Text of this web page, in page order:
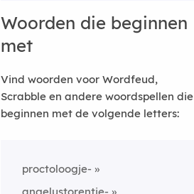
Woorden die beginnen
met
Vind woorden voor Wordfeud,
Scrabble en andere woordspellen die
beginnen met de volgende letters:
proctoloogje-